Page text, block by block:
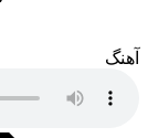
آهنگ